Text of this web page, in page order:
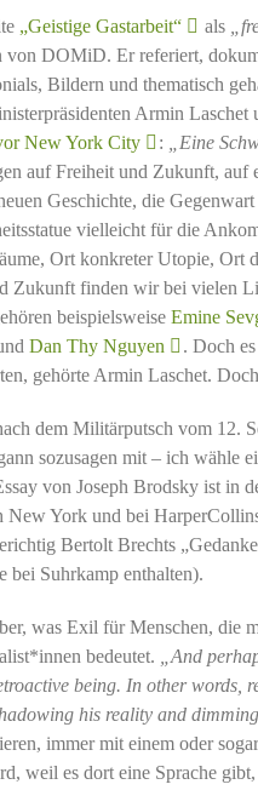
„Geistige Gastarbeit“ als
von DOMiD. Er referiert,
Bildern und thematisch
Armin Laschet
New York City : „Eine
auf Freiheit und Zukunft, auf
Geschichte, die
vielleicht für die
Ort konkreter Utopie, Ort
Zukunft finden wir bei vielen
beispielsweise Emine
Dan Thy Nguyen
. Doch
gehörte Armin Laschet. Doch
dem Militärputsch vom 12.
sozusagen mit – ich wähle
von Joseph Brodsky ist in
York und bei
Bertolt Brechts
bei Suhrkamp enthalten).
was Exil für Menschen, die
bedeutet. „And
being. In other words,
his reality and
immer mit einem oder
weil es dort eine Sprache